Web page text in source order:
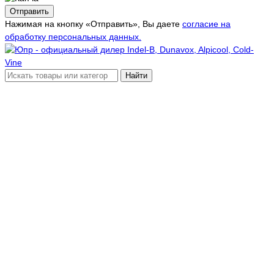
Отправить
Нажимая на кнопку «Отправить», Вы даете согласие на
обработку персональных данных.
Найти